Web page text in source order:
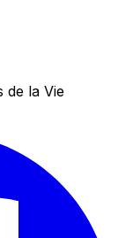
de la Vie